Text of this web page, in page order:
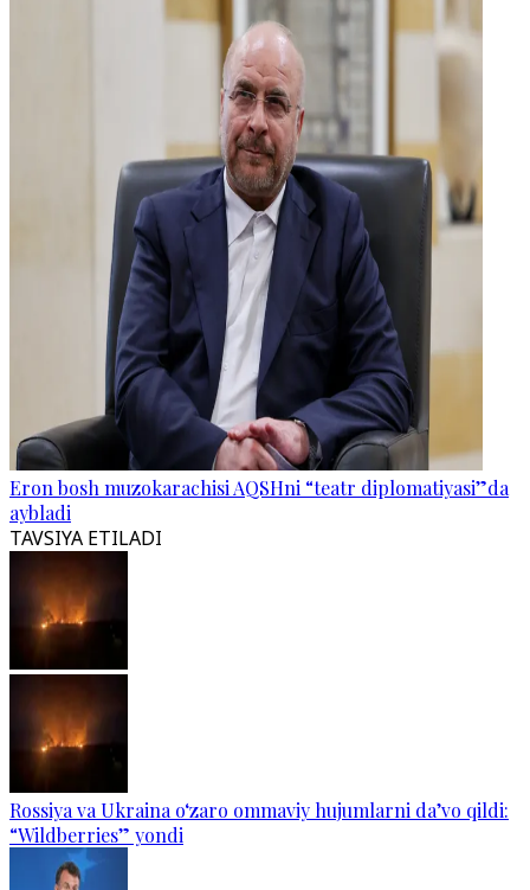
Eron bosh muzokarachisi AQSHni “teatr diplomatiyasi”da
aybladi
TAVSIYA ETILADI
Rossiya va Ukraina o‘zaro ommaviy hujumlarni da’vo qildi:
“Wildberries” yondi